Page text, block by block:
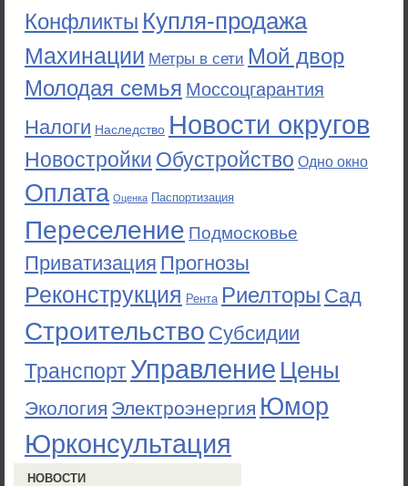
Конфликты Купля-продажа
Махинации Метры в сети Мой двор
Молодая семья Моссоцгарантия
Налоги Наследство Новости округов
Новостройки Обустройство Одно окно
Оплата Оценка Паспортизация
Переселение Подмосковье
Приватизация Прогнозы
Реконструкция Рента Риелторы Сад
Строительство Субсидии
ТранспортУправление Цены
Экология Электроэнергия Юмор
Юрконсультация
НОВОСТИ